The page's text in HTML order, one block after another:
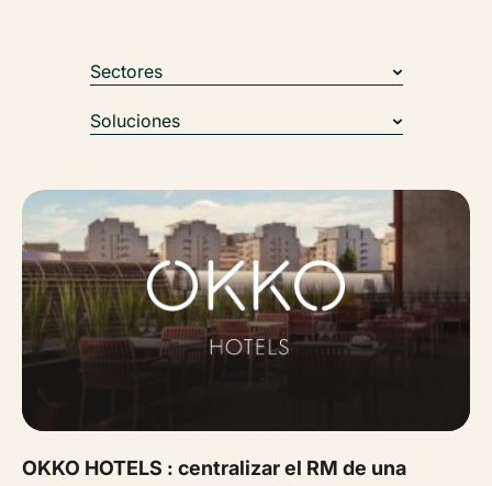
Sectores
Soluciones
OKKO HOTELS : centralizar el RM de una